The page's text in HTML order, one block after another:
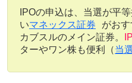
IPOの申込は、当選が平
いマネックス証券 がお
カブスルのメイン証券。
ターやワン株も便利（当